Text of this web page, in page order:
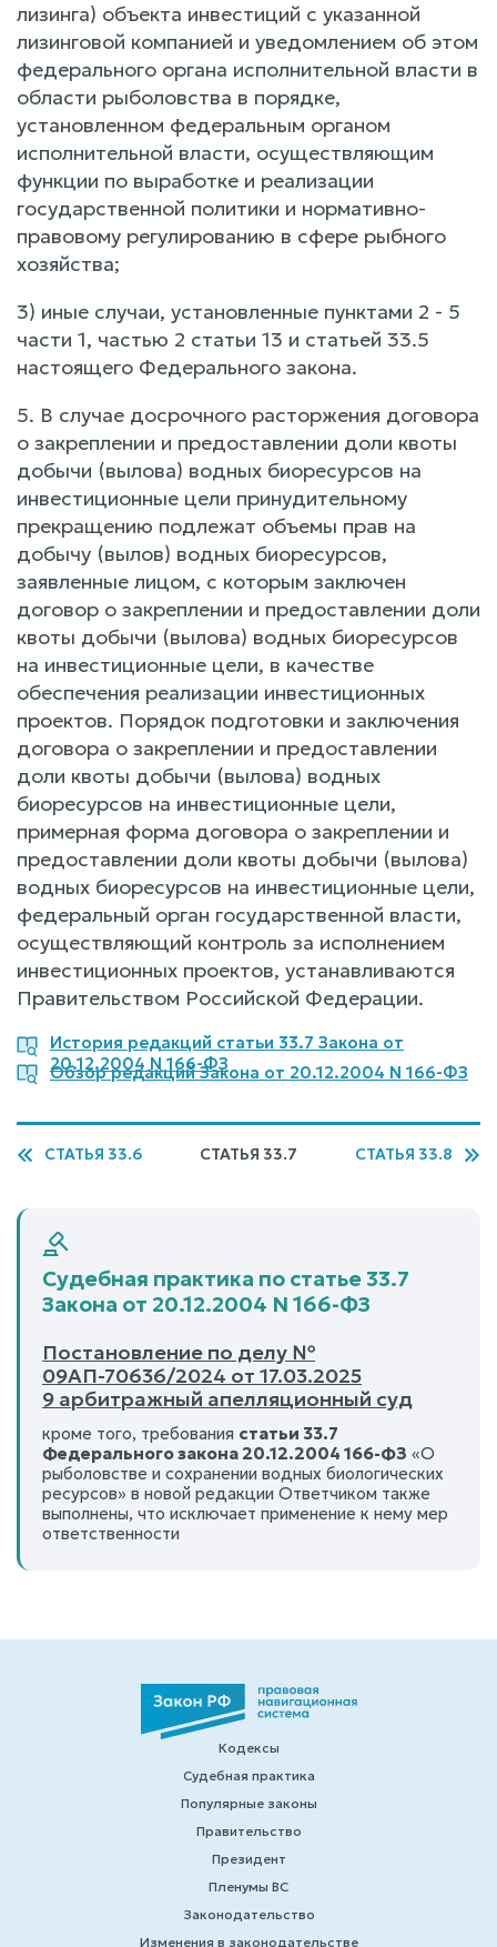
лизинга) объекта инвестиций с указанной
лизинговой компанией и уведомлением об этом
федерального органа исполнительной власти в
области рыболовства в порядке,
установленном федеральным органом
исполнительной власти, осуществляющим
функции по выработке и реализации
государственной политики и нормативно-
правовому регулированию в сфере рыбного
хозяйства;
3) иные случаи, установленные пунктами 2 - 5
части 1, частью 2 статьи 13 и статьей 33.5
настоящего Федерального закона.
5. В случае досрочного расторжения договора
о закреплении и предоставлении доли квоты
добычи (вылова) водных биоресурсов на
инвестиционные цели принудительному
прекращению подлежат объемы прав на
добычу (вылов) водных биоресурсов,
заявленные лицом, с которым заключен
договор о закреплении и предоставлении доли
квоты добычи (вылова) водных биоресурсов
на инвестиционные цели, в качестве
обеспечения реализации инвестиционных
проектов. Порядок подготовки и заключения
договора о закреплении и предоставлении
доли квоты добычи (вылова) водных
биоресурсов на инвестиционные цели,
примерная форма договора о закреплении и
предоставлении доли квоты добычи (вылова)
водных биоресурсов на инвестиционные цели,
федеральный орган государственной власти,
осуществляющий контроль за исполнением
инвестиционных проектов, устанавливаются
Правительством Российской Федерации.
История редакций статьи 33.7 Закона от
20.12.2004 N 166-ФЗ
Обзор редакций Закона от 20.12.2004 N 166-ФЗ
СТАТЬЯ 33.6 СТАТЬЯ 33.7 СТАТЬЯ 33.8
Судебная практика по статье 33.7
Закона от 20.12.2004 N 166-ФЗ
Постановление по делу №
09АП-70636/2024 от 17.03.2025
9 арбитражный апелляционный суд
кроме того, требования статьи 33.7
Федерального закона 20.12.2004 166-ФЗ «О
рыболовстве и сохранении водных биологических
ресурсов» в новой редакции Ответчиком также
выполнены, что исключает применение к нему мер
ответственности
Кодексы
Судебная практика
Популярные законы
Правительство
Президент
Пленумы ВС
Законодательство
Изменения в законодательстве